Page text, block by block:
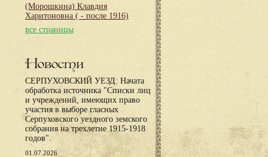
(Морошкина) Клавдия
Харитоновна ( - после 1916)
все страницы
Новости
СЕРПУХОВСКИЙ УЕЗД: Начата
обработка источника "Списки лиц
и учреждений, имеющих право
участия в выборе гласных
Серпуховского уездного земского
собрания на трехлетие 1915-1918
годов".
01.07.2026